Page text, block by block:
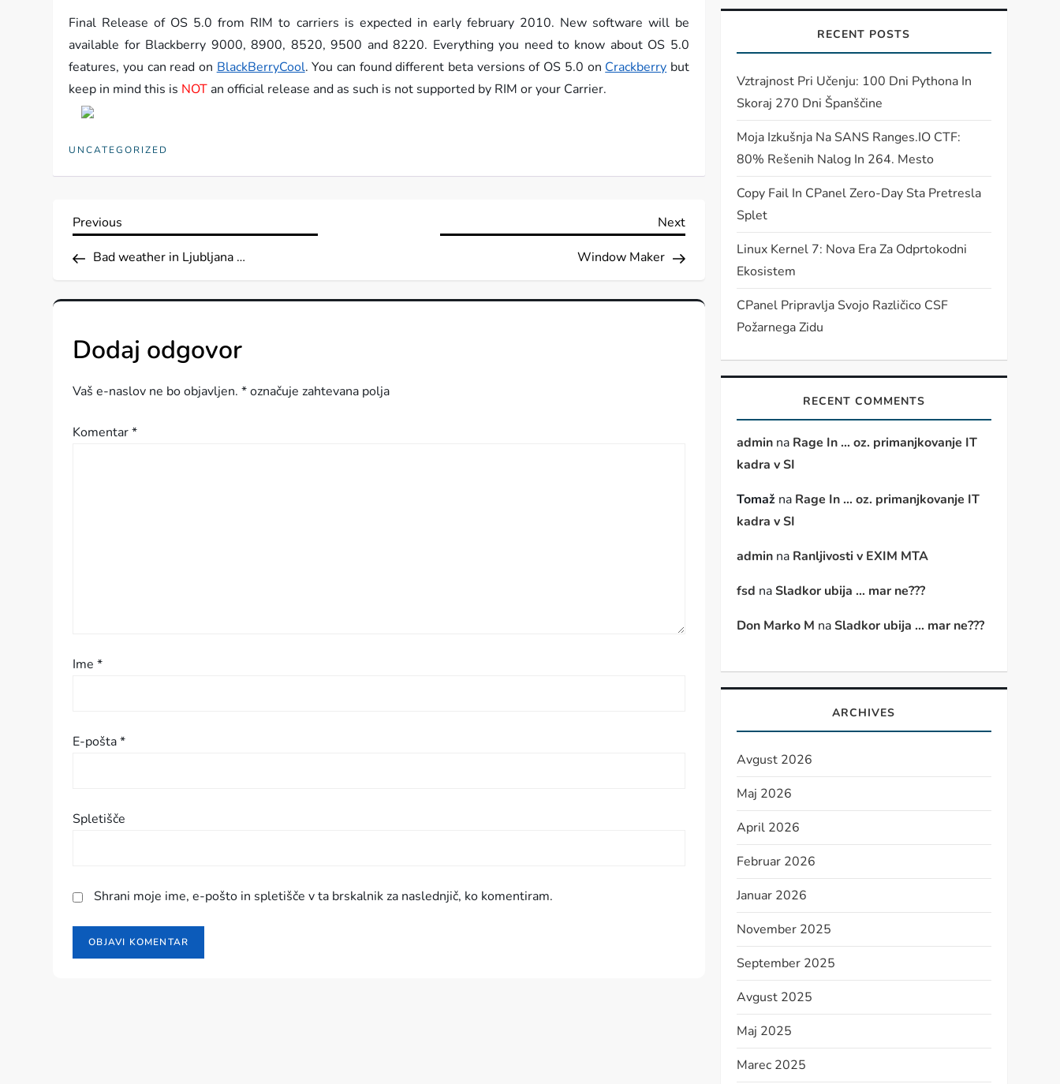
Final Release of OS 5.0 from RIM to carriers is expected in early february 2010. New software will be
available for Blackberry 9000, 8900, 8520, 9500 and 8220. Everything you need to know about OS 5.0
features, you can read on BlackBerryCool. You can found different beta versions of OS 5.0 on Crackberry but
keep in mind this is NOT an official release and as such is not supported by RIM or your Carrier.
UNCATEGORIZED
N
a
v
i
g
i
p
v
a
Previous
Previous
Bad weather in Ljubljana …
Next
Next
Window Maker
Dodaj odgovor
Vaš e-naslov ne bo objavljen. *označuje zahtevana polja
Komentar*
Ime*
E-pošta*
Spletišče
Shrani moje ime, e-pošto in spletišče v ta brskalnik za naslednjič, ko komentiram.
RECENT POSTS
Vztrajnost Pri Učenju: 100 Dni Pythona In
Skoraj 270 Dni Španščine
Moja Izkušnja Na SANS Ranges.IO CTF:
80% Rešenih Nalog In 264. Mesto
Copy Fail In CPanel Zero-Day Sta Pretresla
Splet
Linux Kernel 7: Nova Era Za Odprtokodni
Ekosistem
CPanel Pripravlja Svojo Različico CSF
Požarnega Zidu
RECENT COMMENTS
adminna Rage In … oz. primanjkovanje IT
kadra v SI
Tomažna Rage In … oz. primanjkovanje IT
kadra v SI
adminna Ranljivosti v EXIM MTA
fsd naSladkor ubija … mar ne???
Don Marko M naSladkor ubija … mar ne???
ARCHIVES
Avgust 2026
Maj 2026
April 2026
Februar 2026
Januar 2026
November 2025
September 2025
Avgust 2025
Maj 2025
Marec 2025